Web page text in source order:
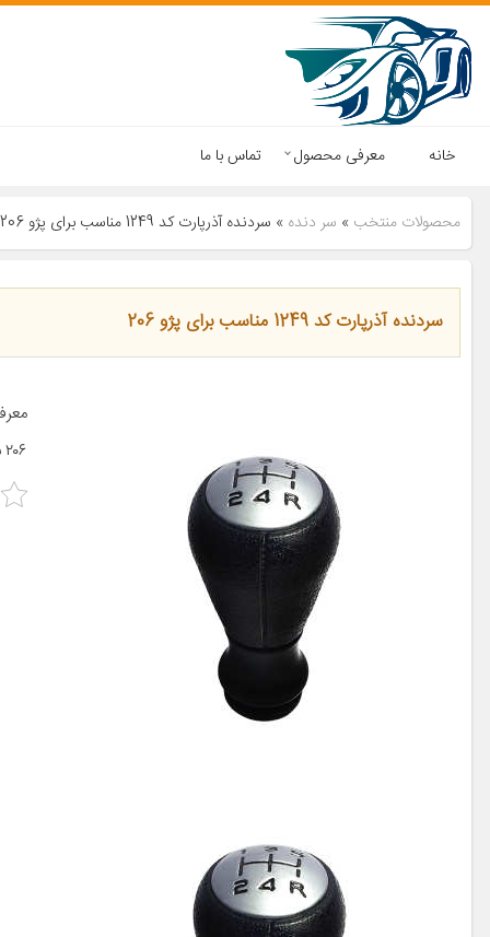
خانه معرفی محصول تماس با ما
محصولات منتخب » سر دنده » سردنده آذرپارت کد 1249 مناسب برای پژو 206
سردنده آذرپارت کد 1249 مناسب برای پژو 206
۲۰۶ سایر توضیحات قابل استفاده روی تمامی […]